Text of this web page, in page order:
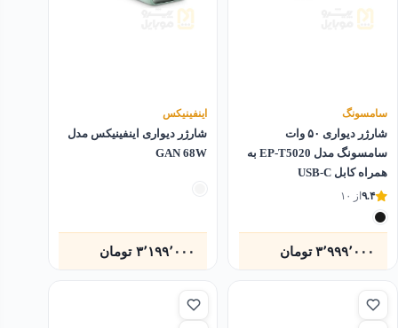
سامسونگ
شارژر دیواری ۵۰ وات
سامسونگ مدل EP-T5020 به
همراه کابل USB-C
۹.۴از ۱۰
۳٬۹۹۹٬۰۰۰ تومان
اینفینیکس
شارژر دیواری اینفینیکس مدل
GAN 68W
۳٬۱۹۹٬۰۰۰ تومان